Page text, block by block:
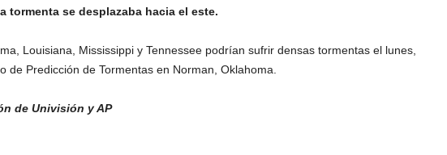
tormenta se desplazaba hacia el este.
Louisiana, Mississippi y Tennessee podrían sufrir densas tormentas el lunes,
de Predicción de Tormentas en Norman, Oklahoma.
de Univisión y AP